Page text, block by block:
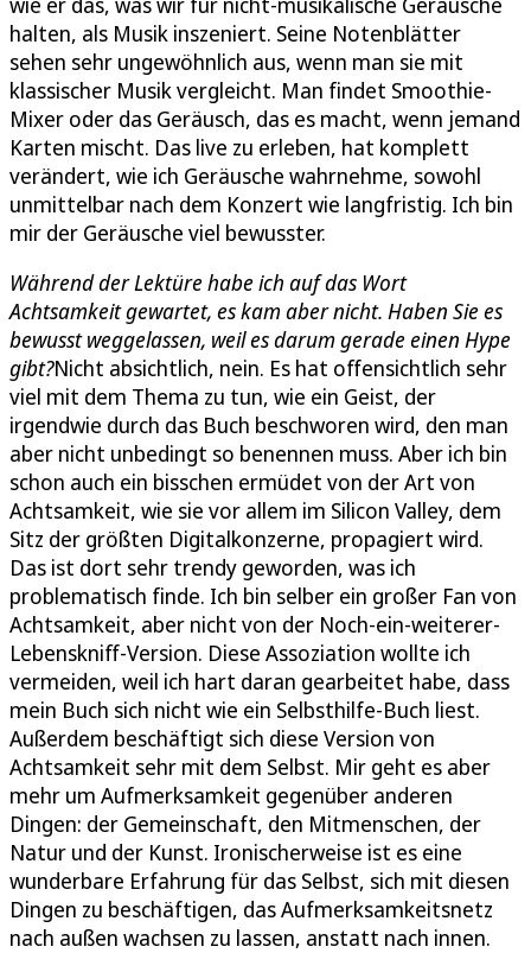
halten, als Musik inszeniert. Seine Notenblätter
sehen sehr ungewöhnlich aus, wenn man sie mit
klassischer Musik vergleicht. Man findet Smoothie-
Mixer oder das Geräusch, das es macht, wenn jemand
Karten mischt. Das live zu erleben, hat komplett
verändert, wie ich Geräusche wahrnehme, sowohl
unmittelbar nach dem Konzert wie langfristig. Ich bin
mir der Geräusche viel bewusster.
Während der Lektüre habe ich auf das Wort
Achtsamkeit gewartet, es kam aber nicht. Haben Sie es
bewusst weggelassen, weil es darum gerade einen Hype
gibt?Nicht absichtlich, nein. Es hat offensichtlich sehr
viel mit dem Thema zu tun, wie ein Geist, der
irgendwie durch das Buch beschworen wird, den man
aber nicht unbedingt so benennen muss. Aber ich bin
schon auch ein bisschen ermüdet von der Art von
Achtsamkeit, wie sie vor allem im Silicon Valley, dem
Sitz der größten Digitalkonzerne, propagiert wird.
Das ist dort sehr trendy geworden, was ich
problematisch finde. Ich bin selber ein großer Fan von
Achtsamkeit, aber nicht von der Noch-ein-weiterer-
Lebenskniff-Version. Diese Assoziation wollte ich
vermeiden, weil ich hart daran gearbeitet habe, dass
mein Buch sich nicht wie ein Selbsthilfe-Buch liest.
Außerdem beschäftigt sich diese Version von
Achtsamkeit sehr mit dem Selbst. Mir geht es aber
mehr um Aufmerksamkeit gegenüber anderen
Dingen: der Gemeinschaft, den Mitmenschen, der
Natur und der Kunst. Ironischerweise ist es eine
wunderbare Erfahrung für das Selbst, sich mit diesen
Dingen zu beschäftigen, das Aufmerksamkeitsnetz
nach außen wachsen zu lassen, anstatt nach innen.